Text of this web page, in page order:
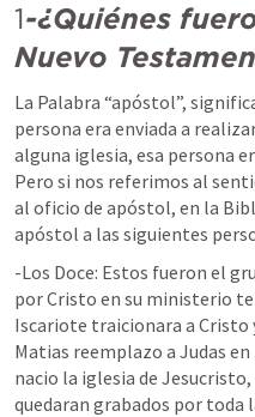
1-¿Quiénes
Nuevo
La Palabra “apóstol”,
persona era enviada a
alguna iglesia, esa persona
Pero si nos referimos al
al oficio de apóstol, en la
apóstol a las siguientes
-Los Doce: Estos fueron el
por Cristo en su ministerio
Iscariote traicionara a Cristo
Matias reemplazo a Judas en
nacio la iglesia de
quedaran grabados por toda